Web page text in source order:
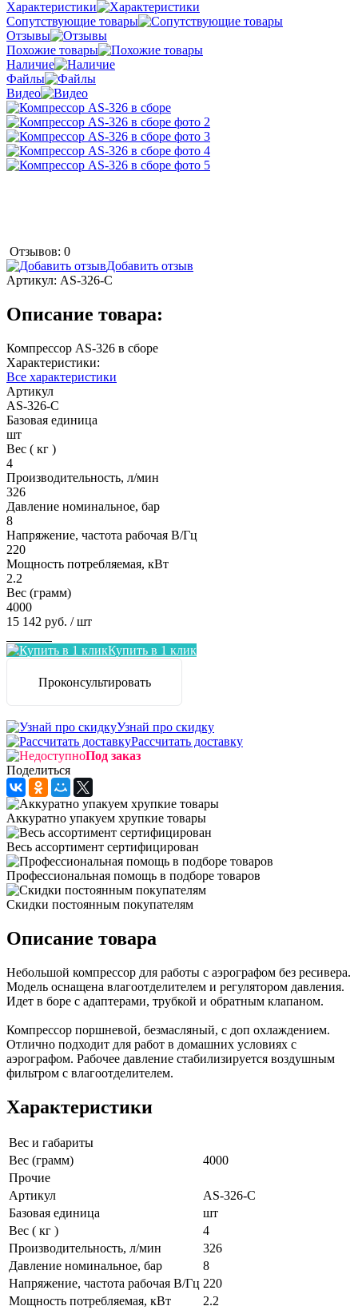
Характеристики
Сопутствующие товары
Отзывы
Похожие товары
Наличие
Файлы
Видео
Отзывов: 0
Добавить отзыв
Артикул: AS-326-С
Описание товара:
Компрессор AS-326 в сборе
Характеристики:
Все характеристики
Артикул
AS-326-С
Базовая единица
шт
Вес ( кг )
4
Производительность, л/мин
326
Давление номинальное, бар
8
Напряжение, частота рабочая В/Гц
220
Мощность потребляемая, кВт
2.2
Вес (грамм)
4000
15 142 руб. / шт
Купить в 1 клик
Проконсультировать
Узнай про скидку
Рассчитать доставку
Под заказ
Поделиться
Аккуратно упакуем хрупкие товары
Весь ассортимент сертифицирован
Профессиональная помощь в подборе товаров
Скидки постоянным покупателям
Описание товара
Небольшой компрессор для работы с аэрографом без ресивера.
Модель оснащена влагоотделителем и регулятором давления.
Идет в боре с адаптерами, трубкой и обратным клапаном.
Компрессор поршневой, безмасляный, с доп охлаждением.
Отлично подходит для работ в домашних условиях с
аэрографом. Рабочее давление стабилизируется воздушным
фильтром с влагоотделителем.
Характеристики
Вес и габариты
Вес (грамм)
4000
Прочие
Артикул
AS-326-С
Базовая единица
шт
Вес ( кг )
4
Производительность, л/мин
326
Давление номинальное, бар
8
Напряжение, частота рабочая В/Гц 220
Мощность потребляемая, кВт
2.2